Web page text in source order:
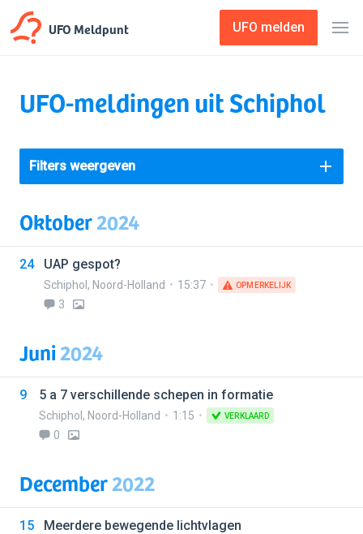
UFO Meldpunt UFO melden
UFO-meldingen uit Schiphol
Filters weergeven
Oktober2024
24 UAP gespot?
Schiphol , Noord-Holland 15:37 OPMERKELIJK
3
Juni2024
9 5 a 7 verschillende schepen in formatie
Schiphol , Noord-Holland 1:15 VERKLAARD
0
December2022
15 Meerdere bewegende lichtvlagen